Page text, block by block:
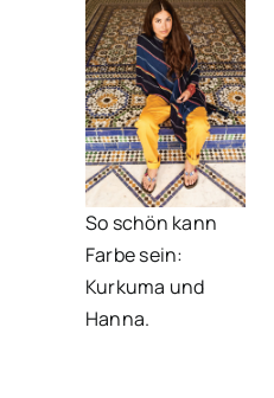
So schön kann
Farbe sein:
Kurkuma und
Hanna.